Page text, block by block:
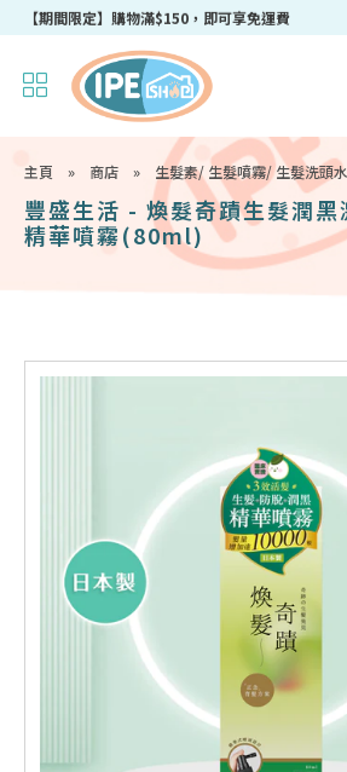
成為IPEshop會員，新會員即可獲得迎新$50購物
主頁 » 商店 » 生髮素/ 生髮噴霧/ 生髮洗頭水
豐盛生活 - 煥髮奇蹟生髮潤黑
精華噴霧(80ml)